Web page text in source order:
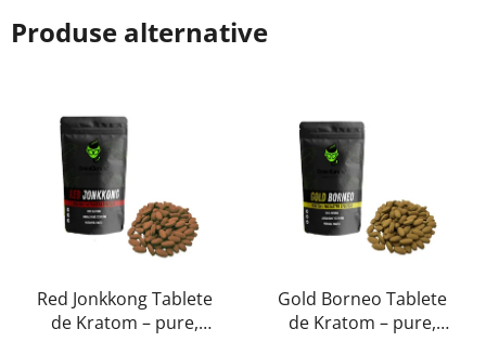
Produse alternative
Red Jonkkong Tablete
de Kratom – pure,
Gold Borneo Tablete
de Kratom – pure,